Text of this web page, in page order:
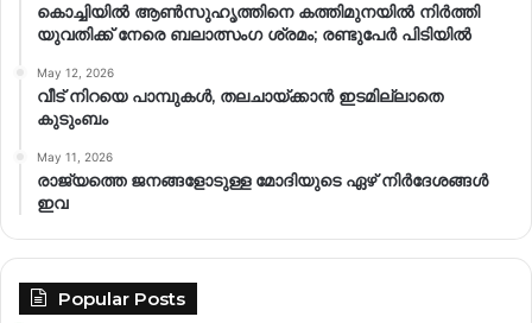
കൊച്ചിയിൽ ആൺസുഹൃത്തിനെ കത്തിമുനയിൽ നിർത്തി
യുവതിക്ക് നേരെ ബലാത്സംഗ​ ശ്രമം; രണ്ടുപേർ പിടിയിൽ
May 12, 2026
വീട് നിറയെ പാമ്പുകൾ, തലചായ്ക്കാൻ ഇടമില്ലാതെ
കുടുംബം
May 11, 2026
രാജ്യത്തെ ജനങ്ങളോടുള്ള മോദിയുടെ ഏഴ് നിര്‍ദേശങ്ങള്‍
ഇവ
Popular Posts